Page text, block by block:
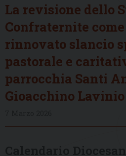
La revisione dello
Confraternite
rinnovato slancio
pastorale e
parrocchia Santi
Gioacchino Lavinio